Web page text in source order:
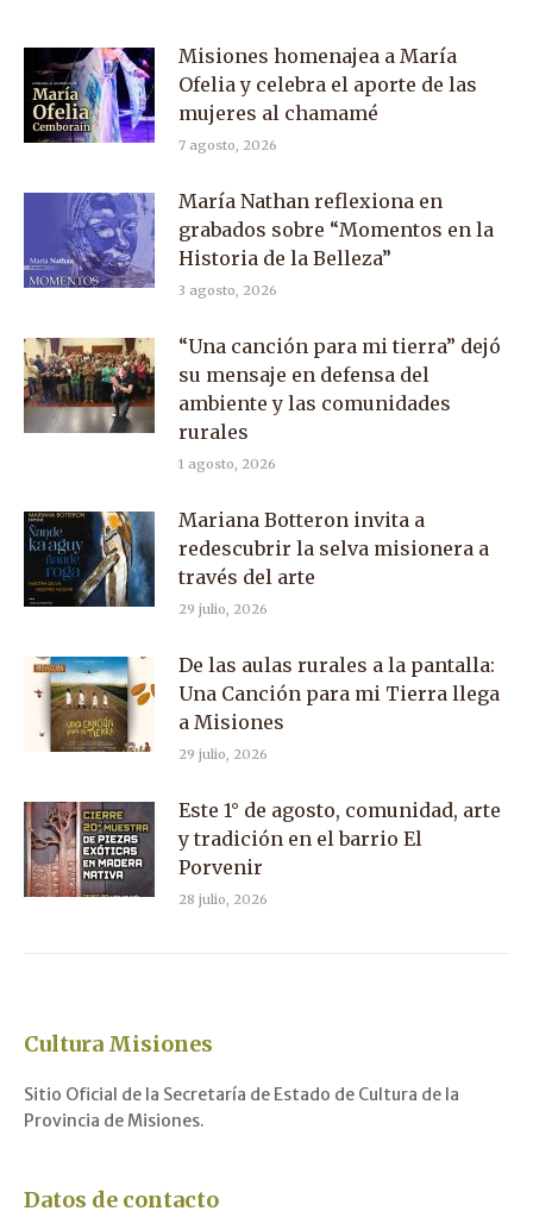
Misiones homenajea a María
Ofelia y celebra el aporte de las
mujeres al chamamé
7 agosto, 2026
María Nathan reflexiona en
grabados sobre “Momentos en la
Historia de la Belleza”
3 agosto, 2026
“Una canción para mi tierra” dejó
su mensaje en defensa del
ambiente y las comunidades
rurales
1 agosto, 2026
Mariana Botteron invita a
redescubrir la selva misionera a
través del arte
29 julio, 2026
De las aulas rurales a la pantalla:
Una Canción para mi Tierra llega
a Misiones
29 julio, 2026
Este 1° de agosto, comunidad, arte
y tradición en el barrio El
Porvenir
28 julio, 2026
Cultura Misiones
Sitio Oficial de la Secretaría de Estado de Cultura de la
Provincia de Misiones.
Datos de contacto